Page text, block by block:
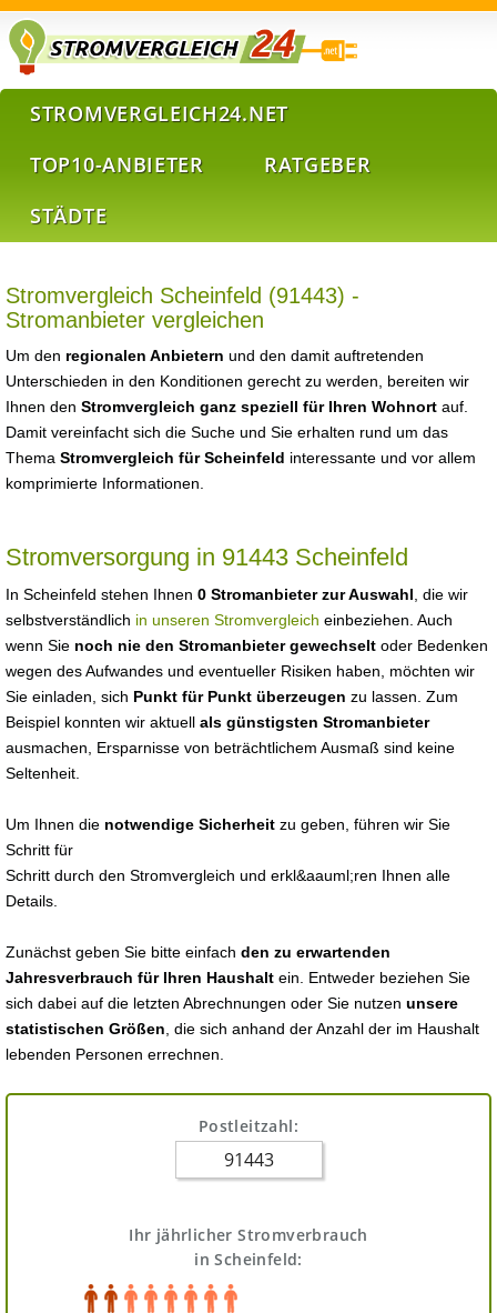
STROMVERGLEICH24.NET
TOP10-ANBIETER
RATGEBER
STÄDTE
Stromvergleich Scheinfeld (91443) -
Stromanbieter vergleichen
Um den regionalen Anbietern und den damit auftretenden
Unterschieden in den Konditionen gerecht zu werden, bereiten wir
Ihnen den Stromvergleich ganz speziell für Ihren Wohnort auf.
Damit vereinfacht sich die Suche und Sie erhalten rund um das
Thema Stromvergleich für Scheinfeld interessante und vor allem
komprimierte Informationen.
Stromversorgung in 91443 Scheinfeld
In Scheinfeld stehen Ihnen 0 Stromanbieter zur Auswahl , die wir
selbstverständlich in unseren Stromvergleich einbeziehen. Auch
wenn Sie noch nie den Stromanbieter gewechselt oder Bedenken
wegen des Aufwandes und eventueller Risiken haben, möchten wir
Sie einladen, sich Punkt für Punkt überzeugen zu lassen. Zum
Beispiel konnten wir aktuell als günstigsten Stromanbieter
ausmachen, Ersparnisse von beträchtlichem Ausmaß sind keine
Seltenheit.
Um Ihnen die notwendige Sicherheit zu geben, führen wir Sie
Schritt für
Schritt durch den Stromvergleich und erkl&aauml;ren Ihnen alle
Details.
Zunächst geben Sie bitte einfach den zu erwartenden
Jahresverbrauch für Ihren Haushalt ein. Entweder beziehen Sie
sich dabei auf die letzten Abrechnungen oder Sie nutzen unsere
statistischen Größen , die sich anhand der Anzahl der im Haushalt
lebenden Personen errechnen.
Postleitzahl:
Ihr jährlicher Stromverbrauch
in Scheinfeld: